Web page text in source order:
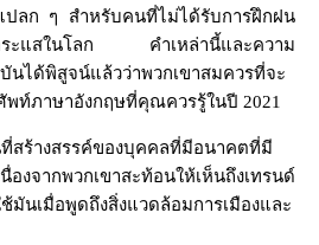
ลก ๆ สำหรับคนที่ไม่ได้รับการฝึกฝน
กระแสในโลก คำเหล่านี้และความ
บันได้พิสูจน์แล้วว่าพวกเขาสมควรที่จะ
พท์ภาษาอังกฤษที่คุณควรรู้ในปี 2021
สร้างสรรค์ของบุคคลที่มีอนาคตที่มี
องจากพวกเขาสะท้อนให้เห็นถึงเทรนด์
นเมื่อพูดถึงสิ่งแวดล้อมการเมืองและ